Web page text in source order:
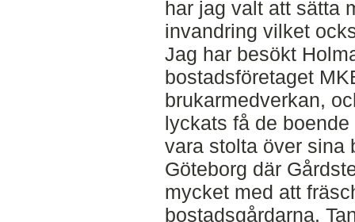
har jag valt att sätta
invandring vilket
Jag har besökt
bostadsföretaget
brukarmedverkan,
lyckats få de
vara stolta över sina
Göteborg där
mycket med att
bostadsgårdarna.